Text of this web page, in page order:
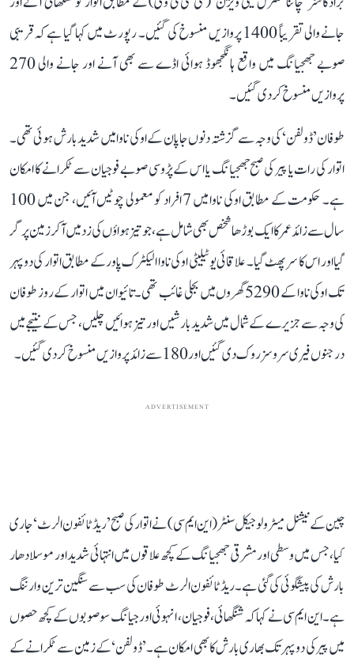
جانے والی تقریباً 1400 پروازیں منسوخ کی گئیں۔ رپورٹ میں کہا گیا ہے کہ قریبی
صوبے جھجیانگ میں واقع ہانگجھوڈ ہوائی اڈے سے بھی آنے اور جانے والی 270
پروازیں منسوخ کر دی گئیں۔
طوفان ’ڈولفن‘ کی وجہ سے گزشتہ دنوں جاپان کے اوکی ناوا میں شدید بارش ہوئی تھی۔
اتوار کی رات یا پیر کی صبح جھجیانگ یا اس کے پڑوسی صوبے فوجیان سے ٹکرانے کا امکان
ہے۔ حکومت کے مطابق اوکی ناوا میں 7 افراد کو معمولی چوٹیں آئیں، جن میں 100
سال سے زائد عمر کا ایک بوڑھا شخص بھی شامل ہے، جو تیز ہواؤں کی زد میں آ کر زمین پر گر
گیا اور اس کا سر پھٹ گیا۔ علاقائی یوٹیلیٹی اوکی ناوا الیکٹرک پاور کے مطابق اتوار کی دوپہر
تک اوکی ناوا کے 5290 گھروں میں بجلی غائب تھی۔ تائیوان میں اتوار کے روز طوفان
کی وجہ سے جزیرے کے شمال میں شدید بارشیں اور تیز ہوائیں چلیں، جس کے نتیجے میں
درجنوں فیری سروسز روک دی گئیں اور 180 سے زائد پروازیں منسوخ کر دی گئیں۔
ADVERTISEMENT
چین کے نیشنل میٹرولوجیکل سنٹر (این ایم سی) نے اتوار کی صبح ’ریڈ ٹائفون الرٹ‘ جاری
کیا، جس میں وسطی اور مشرقی جھجیانگ کے کچھ علاقوں میں انتہائی شدید اور موسلا دھار
بارش کی پیشگوئی کی گئی ہے۔ ریڈ ٹائفون الرٹ طوفان کی سب سے سنگین ترین وارننگ
ہے۔ این ایم سی نے کہا کہ شنگھائی، فوجیان، انہوئی اور جیانگ سو صوبوں کے کچھ حصوں
میں پیر کی دوپہر تک بھاری بارش کا بھی امکان ہے۔ ’ڈولفن‘ کے زمین سے ٹکرانے کے